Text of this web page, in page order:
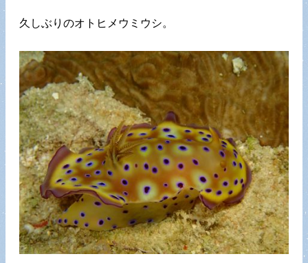
久しぶりのオトヒメウミウシ。